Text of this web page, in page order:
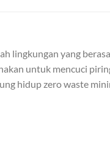
lingkungan yang
untuk mencuci
hidup zero waste